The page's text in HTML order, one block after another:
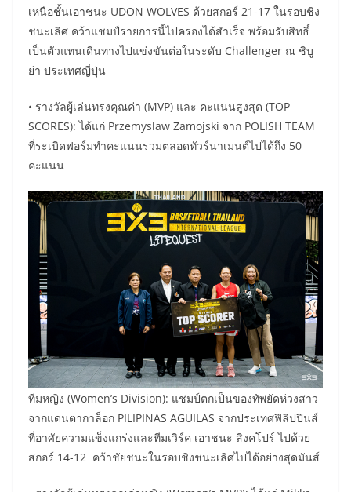
เหนือชั้นเอาชนะ UDON WOLVES ด้วยสกอร์ 21-17 ในรอบชิง
ชนะเลิศ คว้าแชมป์รายการนี้ไปครองได้สำเร็จ พร้อมรับสิทธิ์
เป็นตัวแทนเดินทางไปแข่งขันต่อในระดับ Challenger ณ ชิบู
ย่า ประเทศญี่ปุ่น
• รางวัลผู้เล่นทรงคุณค่า (MVP) และ คะแนนสูงสุด (TOP
SCORES): ได้แก่ Przemyslaw Zamojski จาก POLISH TEAM
ที่ระเบิดฟอร์มทำคะแนนรวมตลอดทัวร์นาเมนต์ไปได้ถึง 50
คะแนน
ทีมหญิง (Women’s Division): แชมป์ตกเป็นของทัพยัดห่วงสาว
จากแดนตากาล็อก PILIPINAS AGUILAS จากประเทศฟิลิปปินส์
ที่อาศัยความแข็งแกร่งและทีมเวิร์ค เอาชนะ สิงคโปร์ ไปด้วย
สกอร์ 14-12 คว้าชัยชนะในรอบชิงชนะเลิศไปได้อย่างสุดมันส์